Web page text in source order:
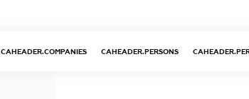
CAHEADER.COMPANIES CAHEADER.PERSONS